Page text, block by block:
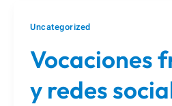
Uncategorized
Vocaciones
y redes